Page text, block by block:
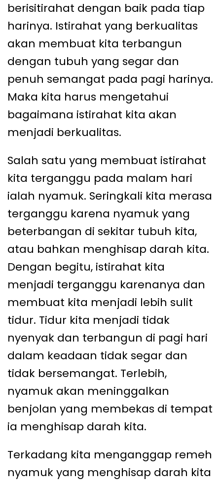
berisitirahat dengan baik pada tiap
harinya. Istirahat yang berkualitas
akan membuat kita terbangun
dengan tubuh yang segar dan
penuh semangat pada pagi harinya.
Maka kita harus mengetahui
bagaimana istirahat kita akan
menjadi berkualitas.
Salah satu yang membuat istirahat
kita terganggu pada malam hari
ialah nyamuk. Seringkali kita merasa
terganggu karena nyamuk yang
beterbangan di sekitar tubuh kita,
atau bahkan menghisap darah kita.
Dengan begitu, istirahat kita
menjadi terganggu karenanya dan
membuat kita menjadi lebih sulit
tidur. Tidur kita menjadi tidak
nyenyak dan terbangun di pagi hari
dalam keadaan tidak segar dan
tidak bersemangat. Terlebih,
nyamuk akan meninggalkan
benjolan yang membekas di tempat
ia menghisap darah kita.
Terkadang kita menganggap remeh
nyamuk yang menghisap darah kita